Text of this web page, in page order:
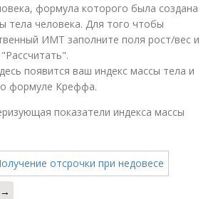
формула которого была создана
тела человека. Для того чтобы
ИМТ заполните поля рост/вес и
появится ваш индекс массы тела и
формуле Креффа.
показатели индекса массы
→